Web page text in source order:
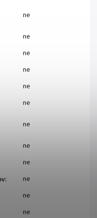
ne
ne
ne
ne
ne
ne
ne
ne
ne
:
ne
ne
ne